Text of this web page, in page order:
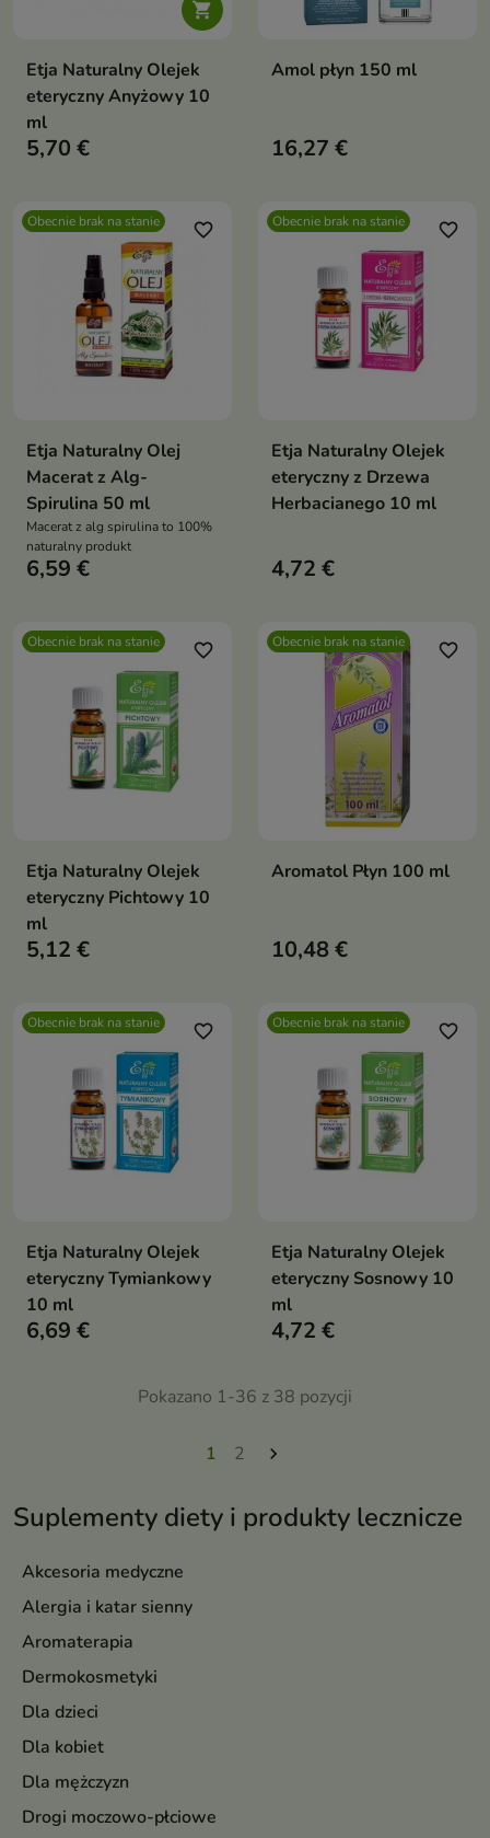
Suplementy diety i produkty lecznicze
Akcesoria medyczne
Alergia i katar sienny
Aromaterapia
Dermokosmetyki
Dla dzieci
Dla kobiet
Dla mężczyzn
Drogi moczowo-płciowe

Etja Naturalny Olejek
eteryczny Anyżowy 10
ml
5,70 €
Amol płyn 150 ml
16,27 €
Obecnie brak na stanie favorite_border
Etja Naturalny Olej
Macerat z Alg-
Spirulina 50 ml
Macerat z alg spirulina to 100%
naturalny produkt
6,59 €
Obecnie brak na stanie favorite_border
Etja Naturalny Olejek
eteryczny z Drzewa
Herbacianego 10 ml
4,72 €
Obecnie brak na stanie favorite_border
Etja Naturalny Olejek
eteryczny Pichtowy 10
ml
5,12 €
Obecnie brak na stanie favorite_border
Aromatol Płyn 100 ml
10,48 €
Obecnie brak na stanie favorite_border
Etja Naturalny Olejek
eteryczny Tymiankowy
10 ml
6,69 €
Obecnie brak na stanie favorite_border
Etja Naturalny Olejek
eteryczny Sosnowy 10
ml
4,72 €
Pokazano 1-36 z 38 pozycji
1 2 